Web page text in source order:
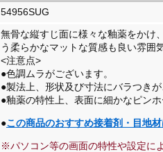
54956SUG
無骨な縦すじ面に様々な釉薬をかけ
う柔らかなマットな質感も良い雰囲
<注意点>
●色調ムラがございます。
●製法上、形状及び寸法にバラつきが
●釉薬の特性上、表面に細かなピンホ
●この商品のおすすめ接着剤・目地
※パソコン等の画面の特性や設定に